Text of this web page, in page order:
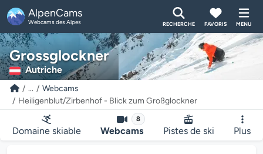
AlpenCams
Webcams des Alpes RECHERCHE FAVORIS MENU
Grossglockner
Autriche
...
Webcams
Heiligenblut/Zirbenhof - Blick zum Großglockner
Domaine skiable
8
Webcams Pistes de ski Plus